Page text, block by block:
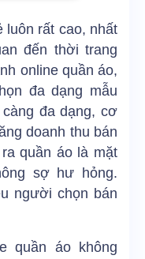
luôn rất cao, nhất
đến thời trang
online quần áo,
đa dạng mẫu
đa dạng, cơ
doanh thu bán
quần áo là mặt
sợ hư hỏng.
người chọn bán
quần áo không